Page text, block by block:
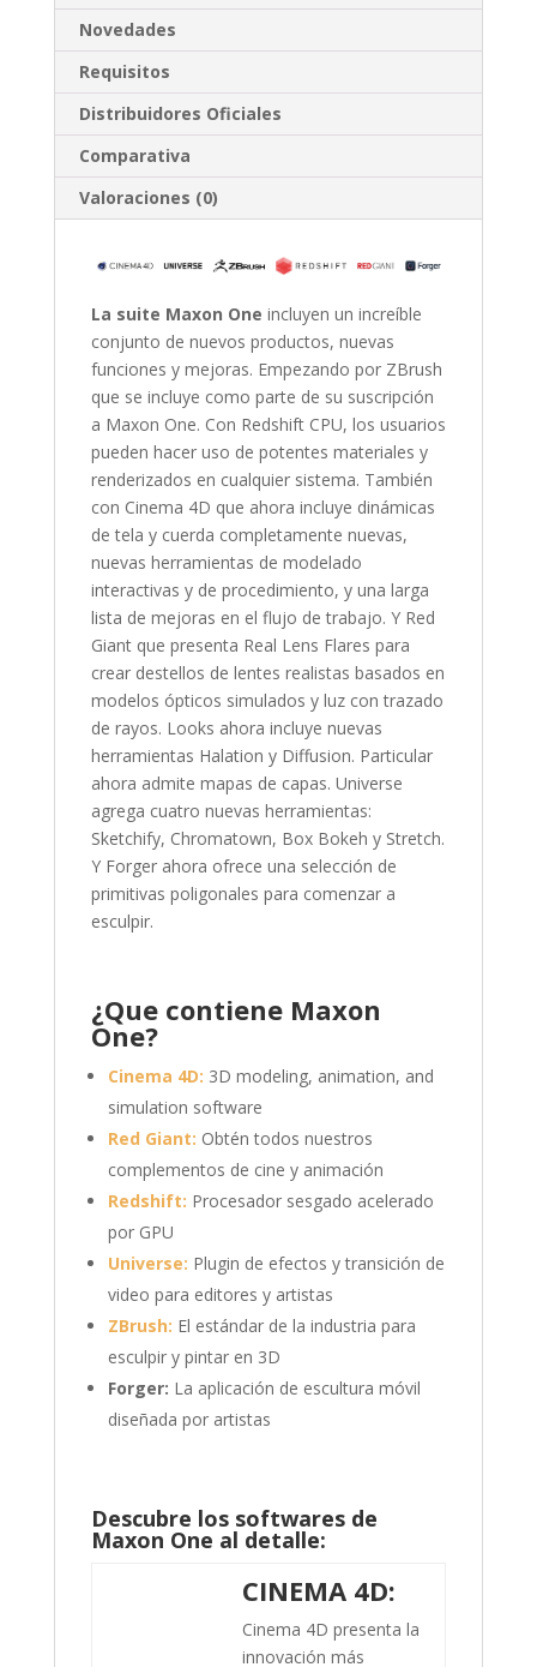
Novedades
Requisitos
Distribuidores Oficiales
Comparativa
Valoraciones (0)
La suite Maxon One incluyen un increíble
conjunto de nuevos productos, nuevas
funciones y mejoras. Empezando por ZBrush
que se incluye como parte de su suscripción
a Maxon One. Con Redshift CPU, los usuarios
pueden hacer uso de potentes materiales y
renderizados en cualquier sistema. También
con Cinema 4D que ahora incluye dinámicas
de tela y cuerda completamente nuevas,
nuevas herramientas de modelado
interactivas y de procedimiento, y una larga
lista de mejoras en el flujo de trabajo. Y Red
Giant que presenta Real Lens Flares para
crear destellos de lentes realistas basados en
modelos ópticos simulados y luz con trazado
de rayos. Looks ahora incluye nuevas
herramientas Halation y Diffusion. Particular
ahora admite mapas de capas. Universe
agrega cuatro nuevas herramientas:
Sketchify, Chromatown, Box Bokeh y Stretch.
Y Forger ahora ofrece una selección de
primitivas poligonales para comenzar a
esculpir.
¿Que contiene Maxon
One?
Cinema 4D: 3D modeling, animation, and
simulation software
Red Giant: Obtén todos nuestros
complementos de cine y animación
Redshift: Procesador sesgado acelerado
por GPU
Universe: Plugin de efectos y transición de
video para editores y artistas
ZBrush: El estándar de la industria para
esculpir y pintar en 3D
Forger: La aplicación de escultura móvil
diseñada por artistas
Descubre los softwares de
Maxon One al detalle:
CINEMA 4D:
Cinema 4D presenta la
innovación más